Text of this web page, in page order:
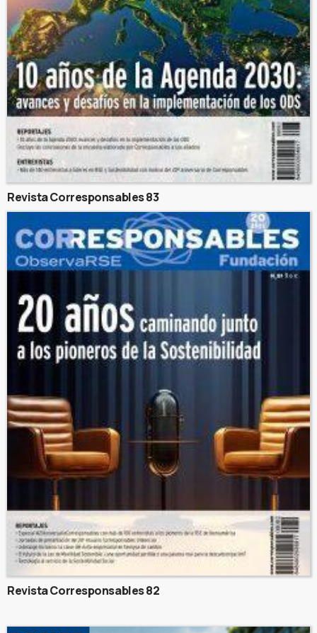
Revista Corresponsables 83
Revista Corresponsables 82